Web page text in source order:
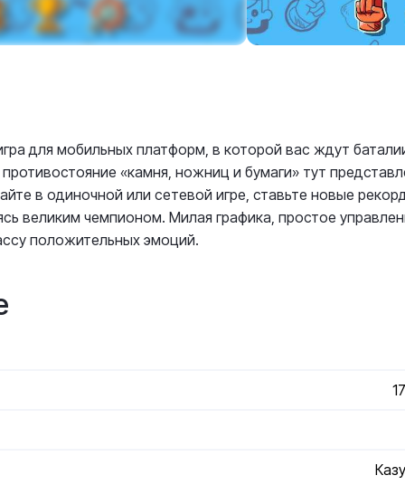
для мобильных платформ, в которой вас ждут
«камня, ножниц и бумаги» тут
в одиночной или сетевой игре, ставьте новые
великим чемпионом. Милая графика, простое
положительных эмоций.